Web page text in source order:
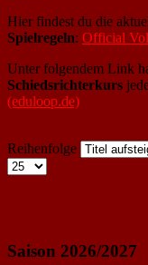
Hier findest du die
Spielregeln: Official
Unter folgendem Link
Schiedsrichterkurs
(eduloop.de)
Reihenfolge
Saison 2026/2027